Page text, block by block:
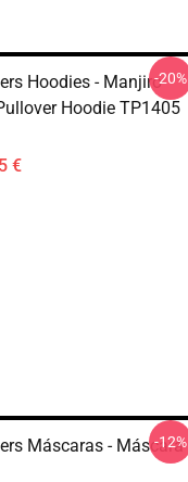
Hoodies - Manjiro
Hoodie TP1405
€
-20%
Máscaras - Máscara
-12%